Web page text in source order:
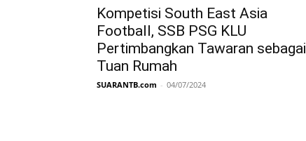
Kompetisi South East Asia
Football, SSB PSG KLU
Pertimbangkan Tawaran sebagai
Tuan Rumah
SUARANTB.com - 04/07/2024